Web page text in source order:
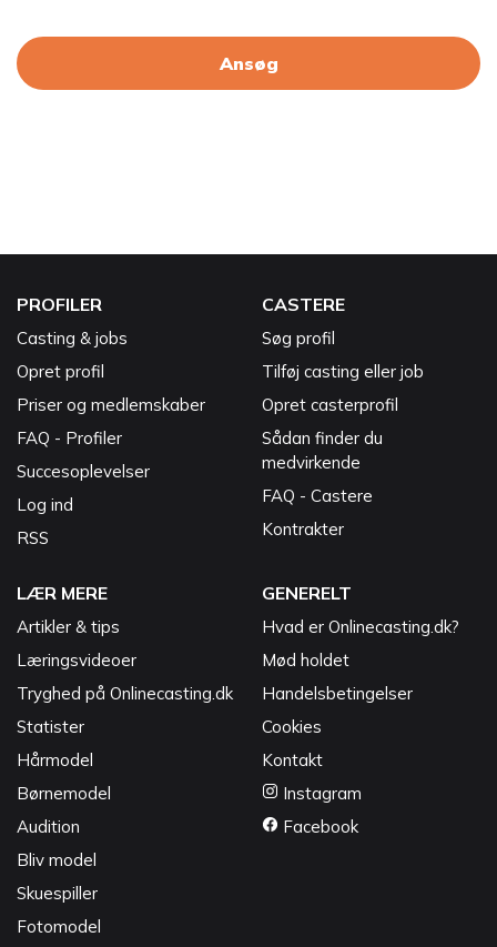
Ansøg
PROFILER
Casting & jobs
Opret profil
Priser og medlemskaber
FAQ - Profiler
Succesoplevelser
Log ind
RSS
CASTERE
Søg profil
Tilføj casting eller job
Opret casterprofil
Sådan finder du
medvirkende
FAQ - Castere
Kontrakter
LÆR MERE
Artikler & tips
Læringsvideoer
Tryghed på Onlinecasting.dk
Statister
Hårmodel
Børnemodel
Audition
Bliv model
Skuespiller
Fotomodel
GENERELT
Hvad er Onlinecasting.dk?
Mød holdet
Handelsbetingelser
Cookies
Kontakt
Instagram
Facebook